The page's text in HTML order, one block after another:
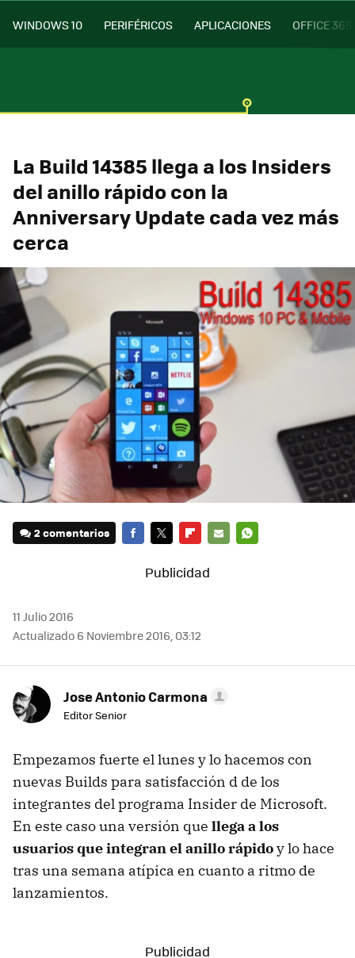
WINDOWS 10 PERIFÉRICOS APLICACIONES OFFICE 365
La Build 14385 llega a los Insiders
del anillo rápido con la
Anniversary Update cada vez más
cerca
2 comentarios
MAIL
11 Julio 2016
Actualizado 6 Noviembre 2016, 03:12
Jose Antonio Carmona
Editor Senior
Empezamos fuerte el lunes y lo hacemos con
nuevas Builds para satisfacción d de los
integrantes del programa Insider de Microsoft.
En este caso una versión que llega a los
usuarios que integran el anillo rápidoy lo hace
tras una semana atípica en cuanto a ritmo de
lanzamientos.